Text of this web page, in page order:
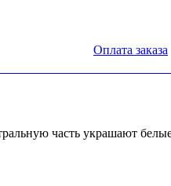
Оплата заказа
часть украшают